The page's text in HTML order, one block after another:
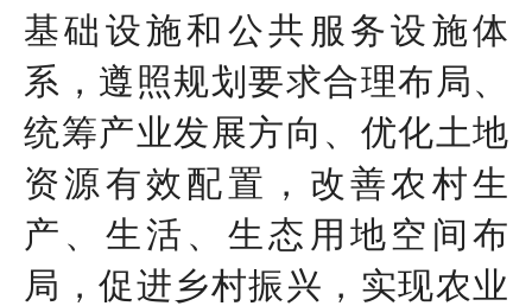
基础设施和公共服务设施体
系，遵照规划要求合理布局、
统筹产业发展方向、优化土地
资源有效配置，改善农村生
产、生活、生态用地空间布
局，促进乡村振兴，实现农业